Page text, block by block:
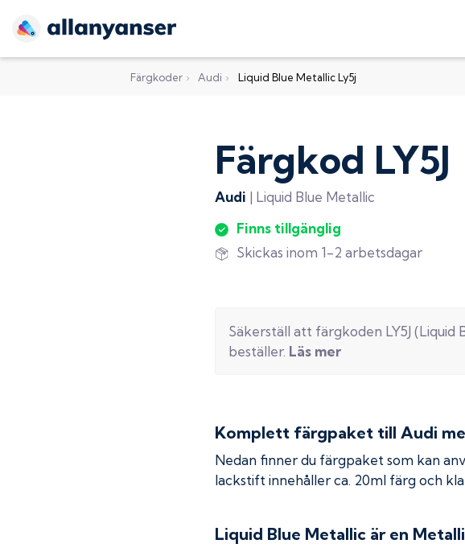
Färgkoder › Audi › Liquid Blue Metallic Ly5j
Färgkod LY5J
Audi | Liquid Blue Metallic
Finns tillgänglig
Skickas inom 1-2 arbetsdagar
Säkerställ att färgkoden LY5J (Liquid
beställer. Läs mer
Komplett färgpaket till Audi
Nedan finner du färgpaket som kan
lackstift innehåller ca. 20ml färg och
Liquid Blue Metallic är en